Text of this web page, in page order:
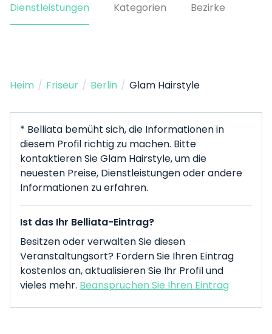
Dienstleistungen Kategorien Bezirke
Heim / Friseur / Berlin / Glam Hairstyle
* Belliata bemüht sich, die Informationen in
diesem Profil richtig zu machen. Bitte
kontaktieren Sie Glam Hairstyle, um die
neuesten Preise, Dienstleistungen oder andere
Informationen zu erfahren.
Ist das Ihr Belliata-Eintrag?
Besitzen oder verwalten Sie diesen
Veranstaltungsort? Fordern Sie Ihren Eintrag
kostenlos an, aktualisieren Sie Ihr Profil und
vieles mehr. Beanspruchen Sie Ihren Eintrag